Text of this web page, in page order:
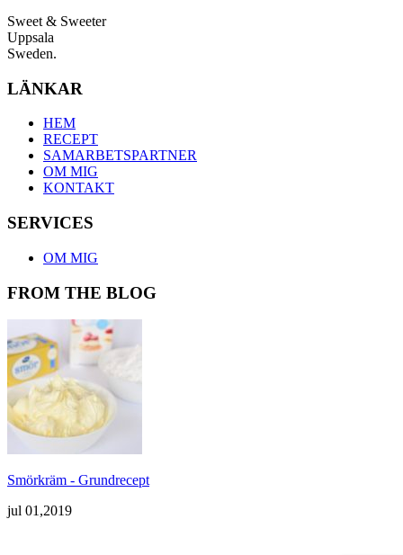
Sweet & Sweeter
Uppsala
Sweden.
LÄNKAR
HEM
RECEPT
SAMARBETSPARTNER
OM MIG
KONTAKT
SERVICES
OM MIG
FROM THE BLOG
Smörkräm - Grundrecept
jul 01,2019